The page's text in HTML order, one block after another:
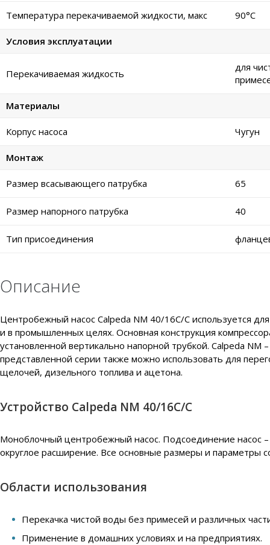
Температура перекачиваемой жидкости, макс 90°C
Условия эксплуатации
Перекачиваемая жидкость
для
Материалы
Корпус насоса Чугун
Монтаж
Размер всасывающего патрубка 65
Размер напорного патрубка 40
Тип присоединения
Описание
Центробежный насос Calpeda NM 40/16C/C используется
и в промышленных целях. Основная конструкция
установленной вертикально напорной трубкой. Calpeda
представленной серии также можно использовать для
щелочей, дизельного топлива и ацетона.
Устройство Calpeda NM 40/16C/C
Моноблочный центробежный насос. Подсоединение насос
округлое расширение. Все основные размеры и параметры
Области использования
Перекачка чистой воды без примесей и различных
Применение в домашних условиях и на предприятиях.